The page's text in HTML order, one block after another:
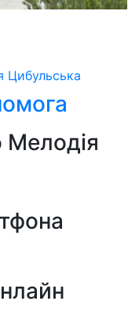
Цибульська
Мелодія